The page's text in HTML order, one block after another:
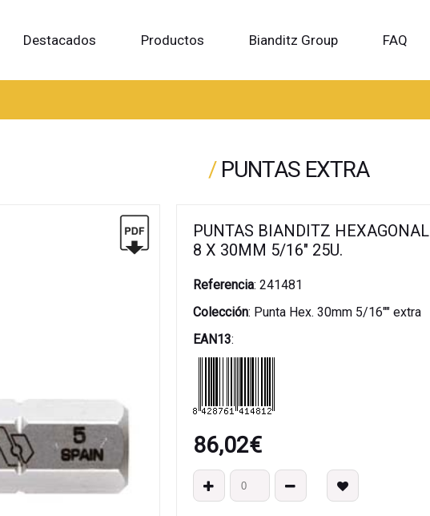
Destacados Productos Bianditz Group FAQ
/ PUNTAS EXTRA
PUNTAS BIANDITZ HEXAGONAL
8 X 30MM 5/16" 25U.
Referencia: 241481
Colección: Punta Hex. 30mm 5/16"" extra
EAN13:
86,02€